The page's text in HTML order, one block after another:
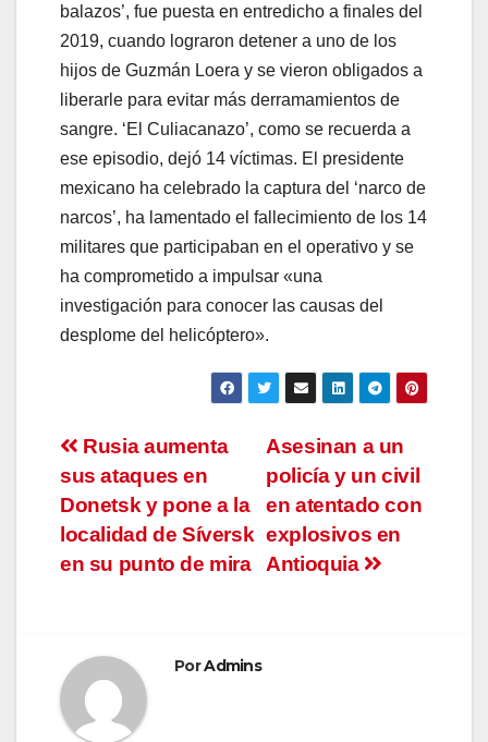
balazos’, fue puesta en entredicho a finales del
2019, cuando lograron detener a uno de los
hijos de Guzmán Loera y se vieron obligados a
liberarle para evitar más derramamientos de
sangre. ‘El Culiacanazo’, como se recuerda a
ese episodio, dejó 14 víctimas. El presidente
mexicano ha celebrado la captura del ‘narco de
narcos’, ha lamentado el fallecimiento de los 14
militares que participaban en el operativo y se
ha comprometido a impulsar «una
investigación para conocer las causas del
desplome del helicóptero».
Navegación
de
entradas
Asesinan a un
policía y un civil
en atentado con
explosivos en
Antioquia
Rusia aumenta
sus ataques en
Donetsk y pone a la
localidad de Síversk
en su punto de mira
PorAdmins